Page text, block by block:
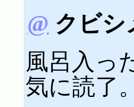
@ クビシ
風呂入っ
気に読了。